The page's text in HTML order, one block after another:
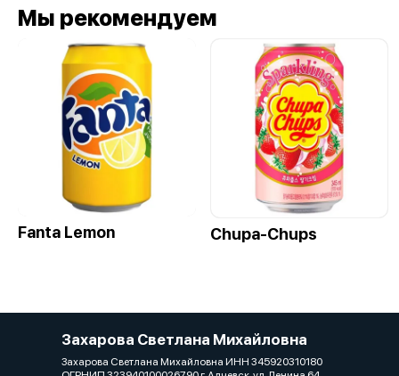
Мы рекомендуем
Fanta Lemon Сhupa-Chups
Захарова Светлана Михайловна
Захарова Светлана Михайловна ИНН 345920310180